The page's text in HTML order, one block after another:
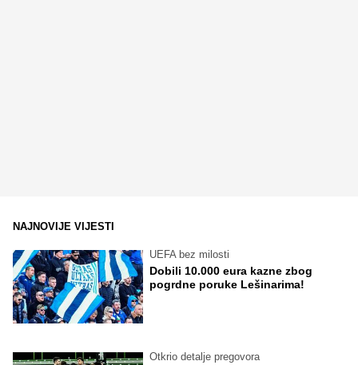
NAJNOVIJE VIJESTI
UEFA bez milosti
Dobili 10.000 eura kazne zbog
pogrdne poruke Lešinarima!
Otkrio detalje pregovora